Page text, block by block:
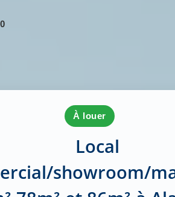
à louer
Local
showroom/